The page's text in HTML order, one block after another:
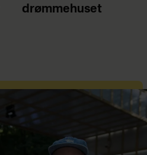
drømmehuset